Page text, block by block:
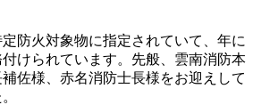
防火対象物に指定されていて、年に
けられています。先般、雲南消防本
佐様、赤名消防士長様をお迎えして